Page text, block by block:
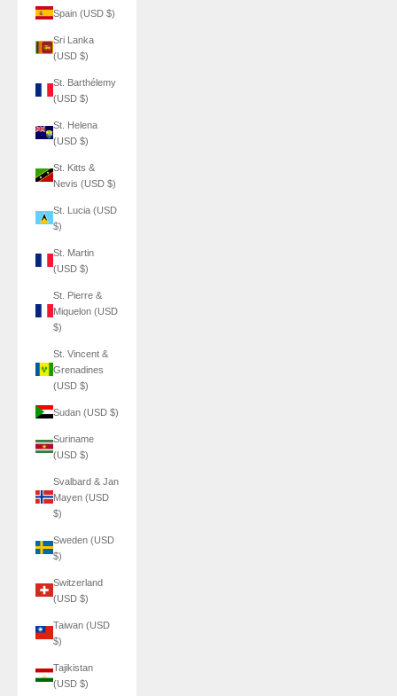
Spain (USD $)
Sri Lanka
(USD $)
St. Barthélemy
(USD $)
St. Helena
(USD $)
St. Kitts &
Nevis (USD $)
St. Lucia (USD
$)
St. Martin
(USD $)
St. Pierre &
Miquelon (USD
$)
St. Vincent &
Grenadines
(USD $)
Sudan (USD $)
Suriname
(USD $)
Svalbard & Jan
Mayen (USD
$)
Sweden (USD
$)
Switzerland
(USD $)
Taiwan (USD
$)
Tajikistan
(USD $)